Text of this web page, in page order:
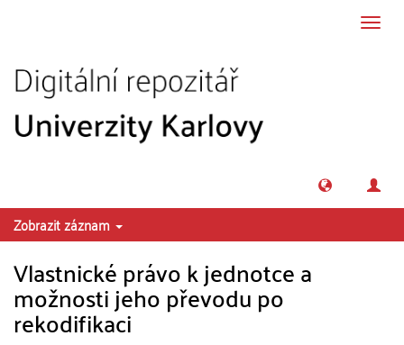
Zobrazit záznam
Vlastnické právo k jednotce a
možnosti jeho převodu po
rekodifikaci